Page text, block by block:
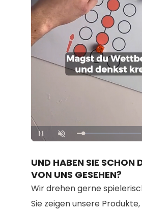
Unmute Loaded:
100.00%
UND HABEN SIE SCHON
VON UNS GESEHEN?
Wir drehen gerne
Sie zeigen unsere